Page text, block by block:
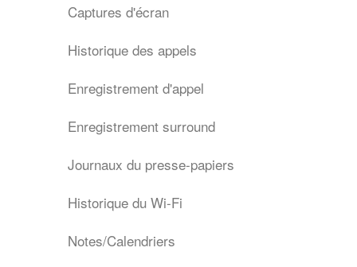
Captures d'écran
Historique des appels
Enregistrement d'appel
Enregistrement surround
Journaux du presse-papiers
Historique du Wi-Fi
Notes/Calendriers